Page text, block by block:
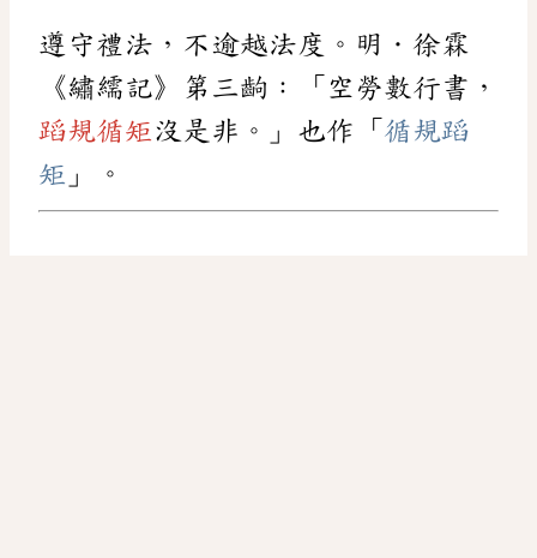
遵守禮法，不逾越法度。明．徐霖
《繡繻記》第三齣：「空勞數行書，
蹈規循矩 沒是非。」也作「 循規蹈
矩 」。